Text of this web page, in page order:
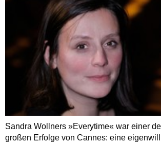
Sandra Wollners »Everytime« war einer
großen Erfolge von Cannes: eine